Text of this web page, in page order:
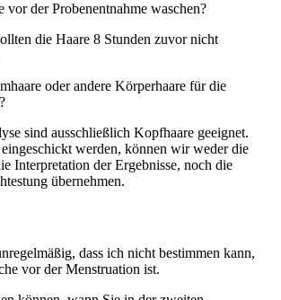
vor der Probenentnahme waschen?
die Haare 8 Stunden zuvor nicht
oder andere Körperhaare für die
sind ausschließlich Kopfhaare geeignet.
werden, können wir weder die
Interpretation der Ergebnisse, noch die
übernehmen.
dass ich nicht bestimmen kann,
vor der Menstruation ist.